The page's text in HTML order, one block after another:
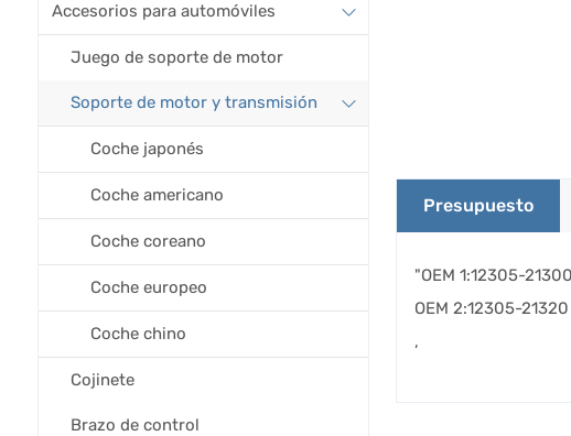
Presupuesto
"OEM 1:12305-21300
OEM 2:12305-21320
,
Accesorios para automóviles
Juego de soporte de motor
Soporte de motor y transmisión
Coche japonés
Coche americano
Coche coreano
Coche europeo
Coche chino
Cojinete
Brazo de control